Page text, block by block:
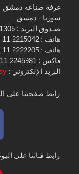
غرفة صناعة دمشق
سوريا - دمشق
صندوق البريد : 1305
هاتف : 2215042 11 963+
هاتف : 2222205 11 963+
فاكس : 2245981 11 963+
البريد الإلكتروني :
رابط صفحتنا على
رابط قناتنا على